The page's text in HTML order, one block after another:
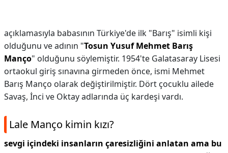
açıklamasıyla babasının Türkiye'de ilk "Barış" isimli kişi
olduğunu ve adının "Tosun Yusuf Mehmet Barış
Manço" olduğunu söylemiştir. 1954'te Galatasaray Lisesi
ortaokul giriş sınavına girmeden önce, ismi Mehmet
Barış Manço olarak değiştirilmiştir. Dört çocuklu ailede
Savaş, İnci ve Oktay adlarında üç kardeşi vardı.
Lale Manço kimin kızı?
sevgi içindeki insanların çaresizliğini anlatan ama bu